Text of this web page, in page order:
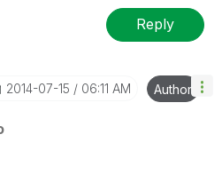
Reply
‎2014-07-15 06:11 AM Author